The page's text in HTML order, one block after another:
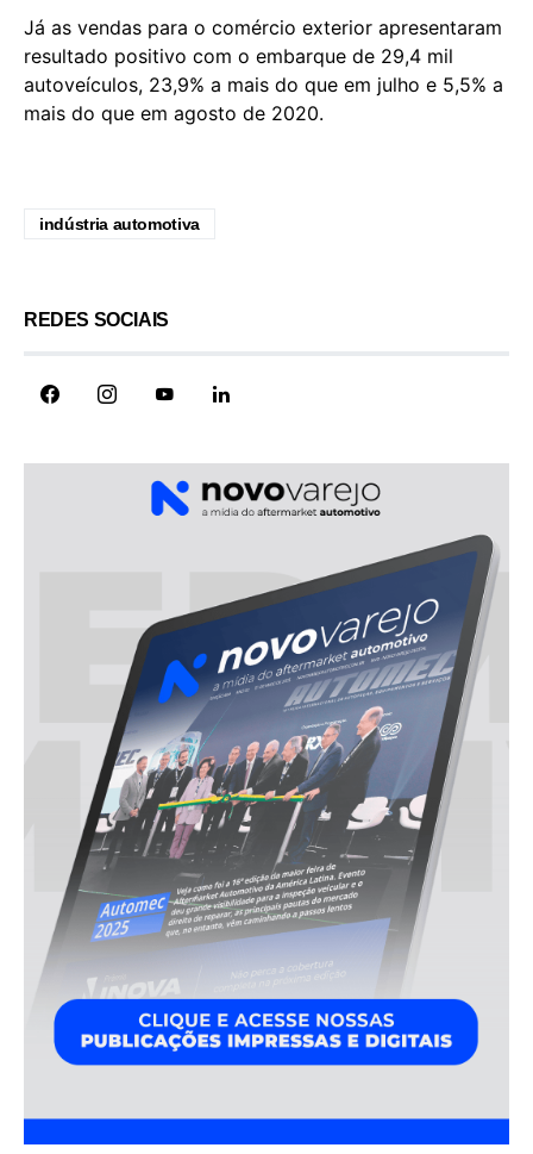
Já as vendas para o comércio exterior apresentaram
resultado positivo com o embarque de 29,4 mil
autoveículos, 23,9% a mais do que em julho e 5,5% a
mais do que em agosto de 2020.
indústria automotiva
REDES SOCIAIS